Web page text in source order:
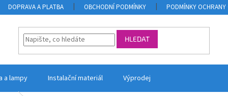
DOPRAVA A PLATBA OBCHODNÍ PODMÍNKY PODMÍNKY
HLEDAT
a lampy Instalační materiál Výprodej